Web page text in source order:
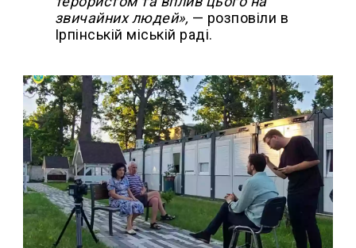
звичайних людей», — розповіли в
Ірпінській міській раді.